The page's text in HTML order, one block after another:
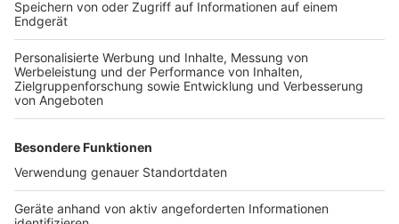
Ersatzbusse.
Am Niederrhein erneuert die Bahn drei
neuen Stellwerk in Viersen. Fernzüge werden um
Krefeld und Viersen herum geleitet, im Nahverkehr
fahren Ersatzbusse. Reisende sollten sich am besten
online über die Auswirkungen informieren, riet die Bahn.